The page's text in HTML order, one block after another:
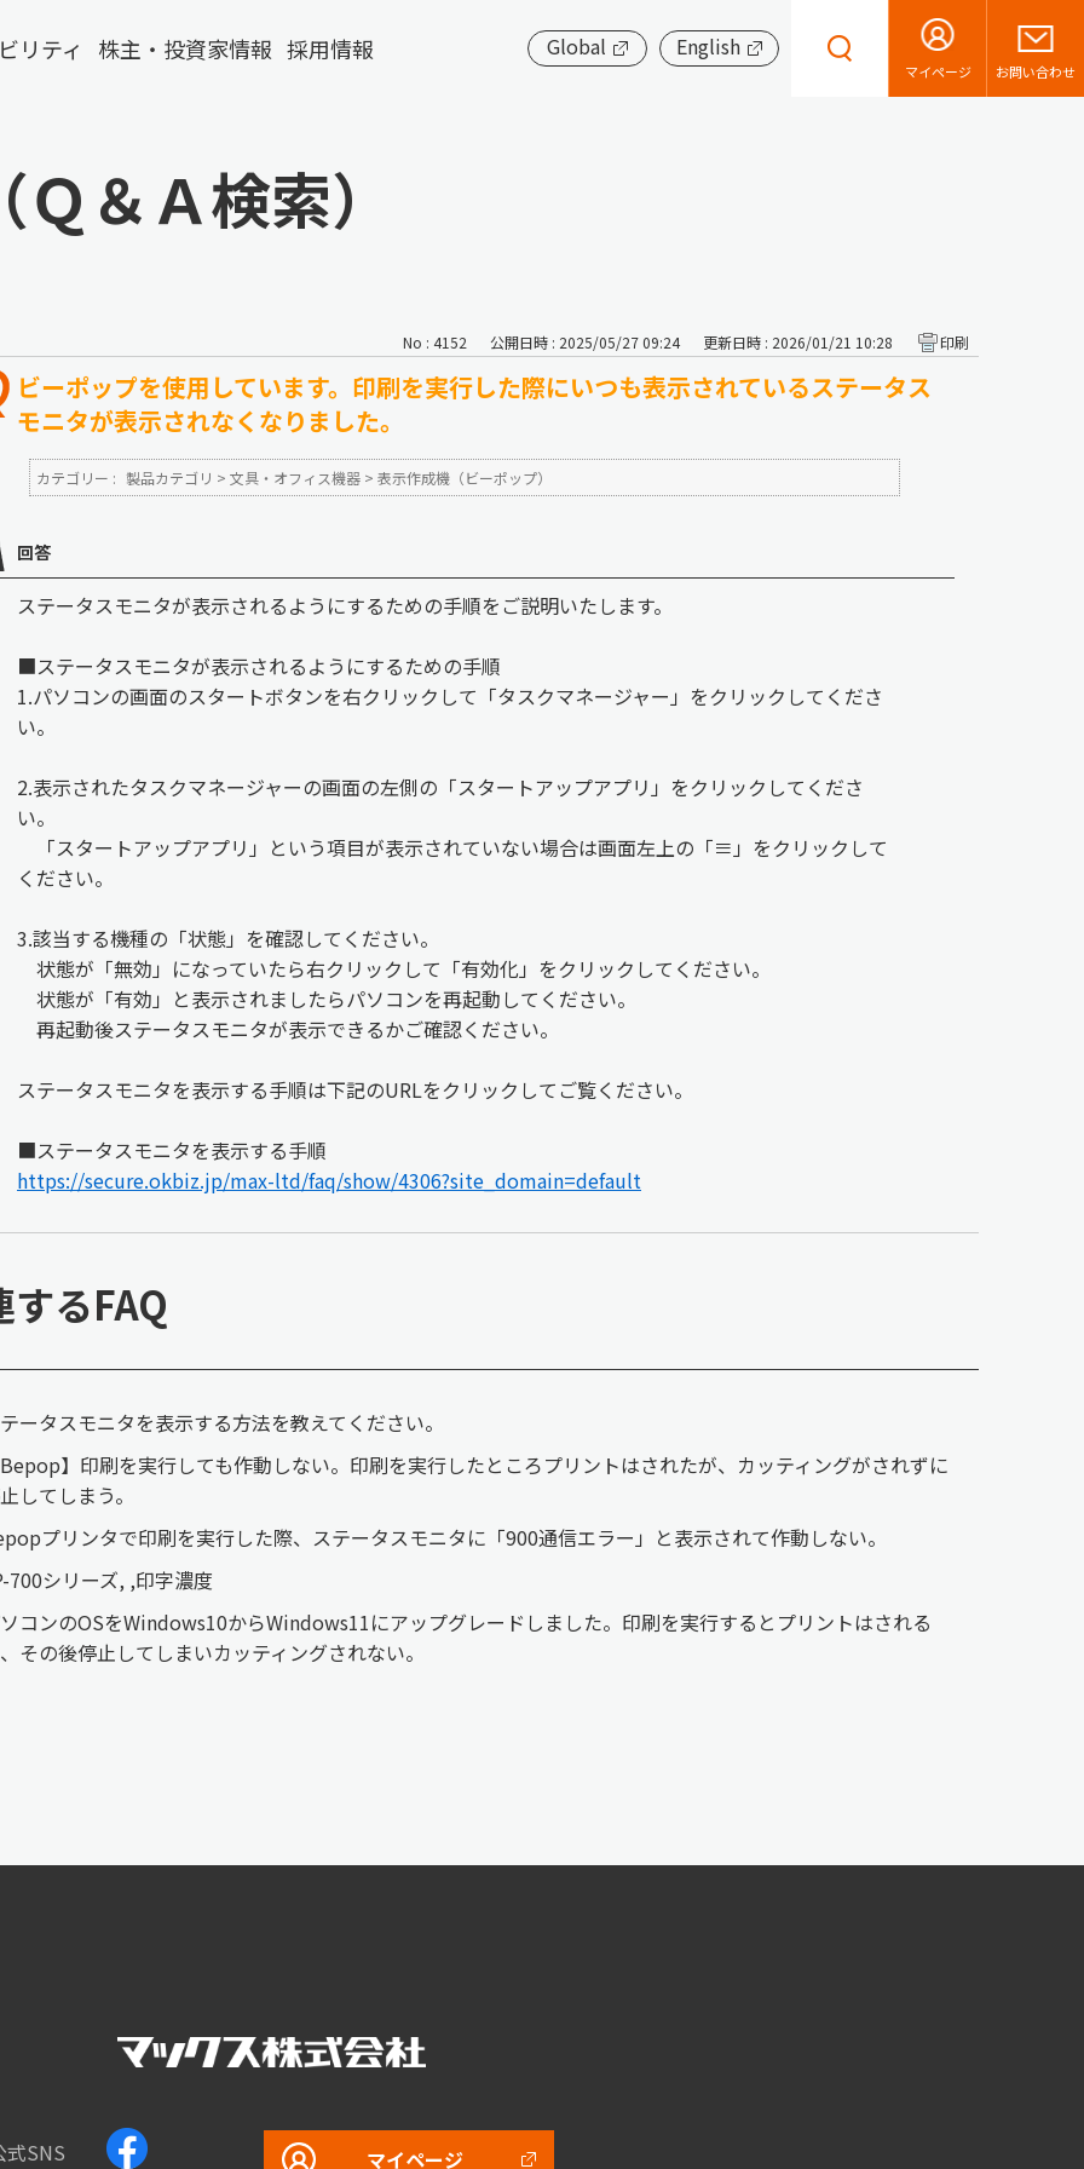
リティ 株主・投資家情報 採用情報 Global English
マイページ お問い合わせ
＆Ａ検索）
No : 4152 公開日時 : 2025/05/27 09:24 更新日時 : 2026/01/21 10:28 印刷
ビーポップを使用しています。印刷を実行した際にいつも表示されているステータス
モニタが表示されなくなりました。
カテゴリー : 製品カテゴリ > 文具・オフィス機器 > 表示作成機（ビーポップ）
回答
ステータスモニタが表示されるようにするための手順をご説明いたします。
■ステータスモニタが表示されるようにするための手順
1.パソコンの画面のスタートボタンを右クリックして「タスクマネージャー」をクリックしてくださ
い。
2.表示されたタスクマネージャーの画面の左側の「スタートアップアプリ」をクリックしてくださ
い。
「スタートアップアプリ」という項目が表示されていない場合は画面左上の「≡」をクリックして
ください。
3.該当する機種の「状態」を確認してください。
状態が「無効」になっていたら右クリックして「有効化」をクリックしてください。
状態が「有効」と表示されましたらパソコンを再起動してください。
再起動後ステータスモニタが表示できるかご確認ください。
ステータスモニタを表示する手順は下記のURLをクリックしてご覧ください。
■ステータスモニタを表示する手順
https://secure.okbiz.jp/max-ltd/faq/show/4306?site_domain=default
するFAQ
ータスモニタを表示する方法を教えてください。
Bepop】印刷を実行しても作動しない。印刷を実行したところプリントはされたが、カッティングがされずに
してしまう。
プリンタで印刷を実行した際、ステータスモニタに「900通信エラー」と表示されて作動しない。
700シリーズ, ,印字濃度
コンのOSをWindows10からWindows11にアップグレードしました。印刷を実行するとプリントはされる
その後停止してしまいカッティングされない。
式SNS マイページ